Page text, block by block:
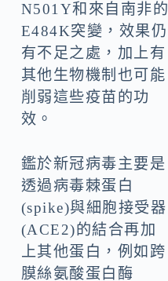
N501Y和來自南非的
E484K突變，效果仍
有不足之處，加上有
其他生物機制也可能
削弱這些疫苗的功
效。
鑑於新冠病毒主要是
透過病毒棘蛋白
(spike)與細胞接受器
(ACE2)的結合再加
上其他蛋白，例如跨
膜絲氨酸蛋白酶